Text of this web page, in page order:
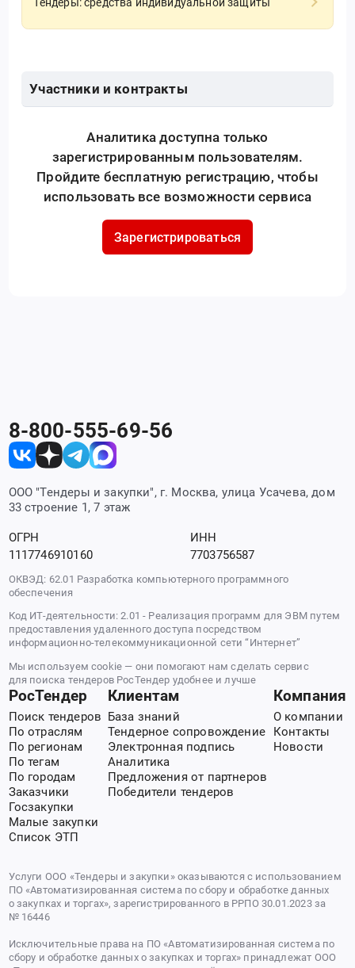
Участники и контракты
Аналитика доступна только
зарегистрированным пользователям.
Пройдите бесплатную регистрацию, чтобы
использовать все возможности сервиса
Зарегистрироваться
8-800-555-69-56
ООО "Тендеры и закупки", г. Москва, улица Усачева, дом
33 строение 1, 7 этаж
ОГРН
1117746910160
ИНН
7703756587
ОКВЭД: 62.01 Разработка компьютерного программного
обеспечения
Код ИТ-деятельности: 2.01 - Реализация программ для ЭВМ путем
предоставления удаленного доступа посредством
информационно-телекоммуникационной сети “Интернет”
Мы используем cookie — они помогают нам сделать сервис
для поиска тендеров РосТендер удобнее и лучше
РосТендер
Поиск тендеров
По отраслям
По регионам
По тегам
По городам
Заказчики
Госзакупки
Малые закупки
Список ЭТП
Клиентам
База знаний
Тендерное сопровождение
Электронная подпись
Аналитика
Предложения от партнеров
Победители тендеров
Компания
О компании
Контакты
Новости
Услуги ООО «Тендеры и закупки» оказываются с использованием
ПО «Автоматизированная система по сбору и обработке данных
о закупках и торгах», зарегистрированного в РРПО 30.01.2023 за
№ 16446
Исключительные права на ПО «Автоматизированная система по
сбору и обработке данных о закупках и торгах» принадлежат ООО